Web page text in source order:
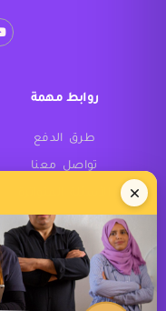
روابط مهمة
طرق الدفع
تواصل معنا